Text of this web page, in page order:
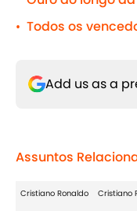
• Todos os
Add us as a
Assuntos
Cristiano Ronaldo Cristiano